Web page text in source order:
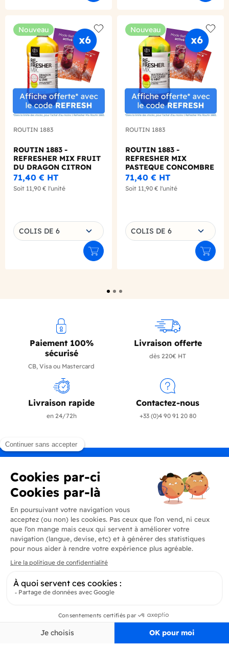
Nouveau
Add to wishlist
ROUTIN 1883
ROUTIN 1883 -
REFRESHER MIX FRUIT
DU DRAGON CITRON
VERT 1L
71,40 € HT
Soit 11,90 € l'unité
Choisissez une déclinaison
COLIS DE 6
Ajouter au panier
Nouveau
Add
ROUTIN 1883
ROUTIN 1883 -
REFRESHER MIX
PASTEQUE CONCOMBRE
MENTHE 1L
71,40 € HT
Soit 11,90 € l'unité
Choisissez une déclinaison
COLIS DE 6
Paiement 100%
sécurisé
CB, Visa ou Mastercard
Livraison offerte
dès 220€ HT
Livraison rapide
en 24/72h
Contactez-nous
+33 (0)4 90 91 20 80
Produits
En savoir plus